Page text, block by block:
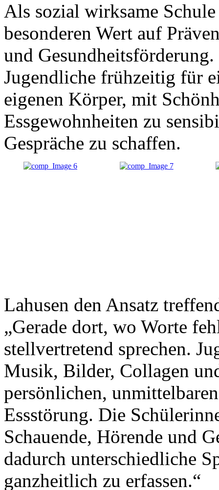
Als sozial wirksame
besonderen Wert auf
und
Jugendliche frühzeitig für
eigenen Körper, mit
Essgewohnheiten zu
Gespräche zu schaffen.
Lahusen den Ansatz
„Gerade dort, wo Worte
stellvertretend sprechen.
Musik, Bilder, Collagen
persönlichen,
Essstörung. Die
Schauende, Hörende und
dadurch unterschiedliche
ganzheitlich zu erfassen.“